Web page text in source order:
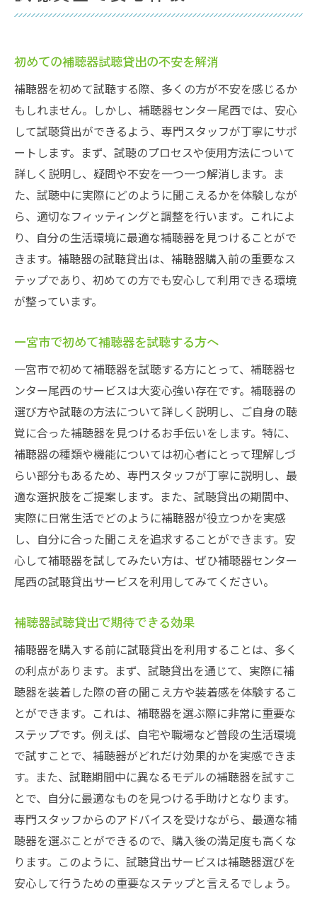
初めての補聴器試聴貸出の不安を解消
補聴器を初めて試聴する際、多くの方が不安を感じるか
もしれません。しかし、補聴器センター尾西では、安心
して試聴貸出ができるよう、専門スタッフが丁寧にサポ
ートします。まず、試聴のプロセスや使用方法について
詳しく説明し、疑問や不安を一つ一つ解消します。ま
た、試聴中に実際にどのように聞こえるかを体験しなが
ら、適切なフィッティングと調整を行います。これによ
り、自分の生活環境に最適な補聴器を見つけることがで
きます。補聴器の試聴貸出は、補聴器購入前の重要なス
テップであり、初めての方でも安心して利用できる環境
が整っています。
一宮市で初めて補聴器を試聴する方へ
一宮市で初めて補聴器を試聴する方にとって、補聴器セ
ンター尾西のサービスは大変心強い存在です。補聴器の
選び方や試聴の方法について詳しく説明し、ご自身の聴
覚に合った補聴器を見つけるお手伝いをします。特に、
補聴器の種類や機能については初心者にとって理解しづ
らい部分もあるため、専門スタッフが丁寧に説明し、最
適な選択肢をご提案します。また、試聴貸出の期間中、
実際に日常生活でどのように補聴器が役立つかを実感
し、自分に合った聞こえを追求することができます。安
心して補聴器を試してみたい方は、ぜひ補聴器センター
尾西の試聴貸出サービスを利用してみてください。
補聴器試聴貸出で期待できる効果
補聴器を購入する前に試聴貸出を利用することは、多く
の利点があります。まず、試聴貸出を通じて、実際に補
聴器を装着した際の音の聞こえ方や装着感を体験するこ
とができます。これは、補聴器を選ぶ際に非常に重要な
ステップです。例えば、自宅や職場など普段の生活環境
で試すことで、補聴器がどれだけ効果的かを実感できま
す。また、試聴期間中に異なるモデルの補聴器を試すこ
とで、自分に最適なものを見つける手助けとなります。
専門スタッフからのアドバイスを受けながら、最適な補
聴器を選ぶことができるので、購入後の満足度も高くな
ります。このように、試聴貸出サービスは補聴器選びを
安心して行うための重要なステップと言えるでしょう。